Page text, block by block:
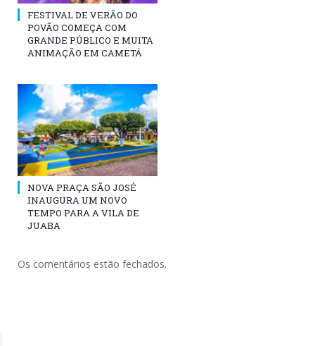
FESTIVAL DE VERÃO DO
POVÃO COMEÇA COM
GRANDE PÚBLICO E MUITA
ANIMAÇÃO EM CAMETÁ
NOVA PRAÇA SÃO JOSÉ
INAUGURA UM NOVO
TEMPO PARA A VILA DE
JUABA
Os comentários estão fechados.